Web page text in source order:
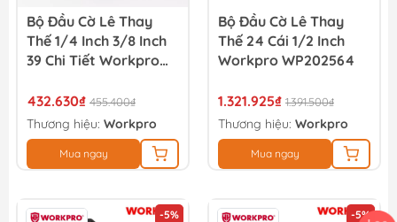
Bộ Đầu Cờ Lê Thay
Thế 1/4 Inch 3/8 Inch
39 Chi Tiết Workpro
432.630₫ 455.400₫
Thương hiệu: Workpro
Mua ngay
Bộ Đầu Cờ Lê Thay
Thế 24 Cái 1/2 Inch
Workpro WP202564
1.321.925₫ 1.391.500₫
Thương hiệu: Workpro
Mua ngay
-5% -5%